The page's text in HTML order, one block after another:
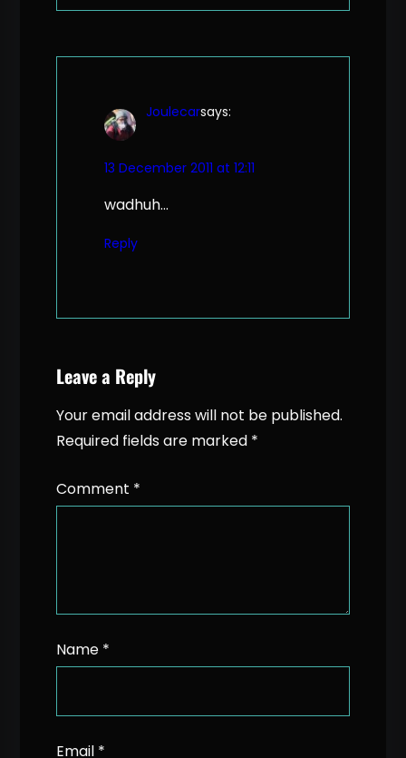
Joulecarsays:
13 December 2011 at 12:11
wadhuh…
Reply
Leave a Reply
Your email address will not be published.
Required fields are marked *
Comment *
Name *
Email *